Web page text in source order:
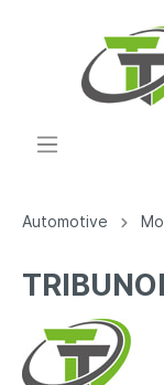
Automotive